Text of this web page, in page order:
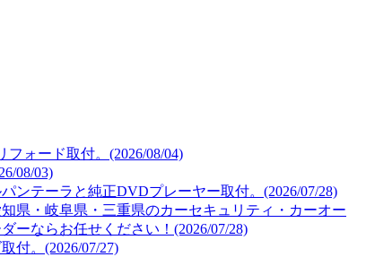
ォード取付。(2026/08/04)
08/03)
ンテーラと純正DVDプレーヤー取付。(2026/07/28)
県・岐阜県・三重県のカーセキュリティ・カーオー
ーならお任せください！(2026/07/28)
付。(2026/07/27)